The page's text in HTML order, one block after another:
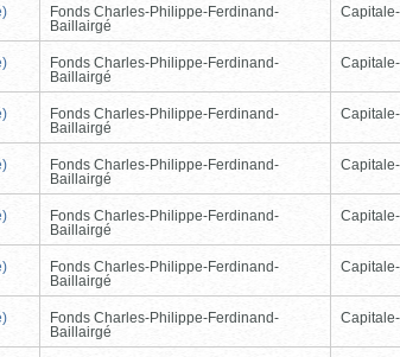
Fonds Charles-Philippe-Ferdinand-
Baillairgé
Fonds Charles-Philippe-Ferdinand-
Baillairgé
Fonds Charles-Philippe-Ferdinand-
Baillairgé
Fonds Charles-Philippe-Ferdinand-
Baillairgé
Fonds Charles-Philippe-Ferdinand-
Baillairgé
Fonds Charles-Philippe-Ferdinand-
Baillairgé
Fonds Charles-Philippe-Ferdinand-
Baillairgé